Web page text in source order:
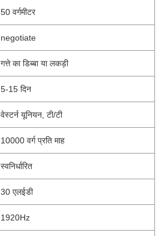
50 वर्गमीटर
negotiate
गत्ते का डिब्बा या लकड़ी
5-15 दिन
वेस्टर्न यूनियन, टी/टी
10000 वर्ग प्रति माह
स्वनिर्धारित
30 एलईडी
1920Hz